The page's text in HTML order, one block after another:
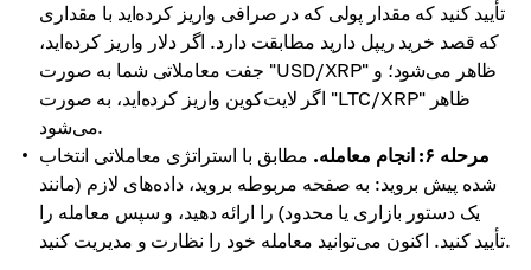
تأیید کنید که مقدار پولی که در صرافی واریز کرده‌اید با مقداری
که قصد خرید ریپل دارید مطابقت دارد. اگر دلار واریز کرده‌اید،
جفت معاملاتی شما به صورت "USD/XRP" ظاهر می‌شود؛ و
اگر لایت‌کوین واریز کرده‌اید، به صورت "LTC/XRP" ظاهر
می‌شود.
مرحله ۶: انجام معامله.
مطابق با استراتژی معاملاتی انتخاب
شده پیش بروید: به صفحه مربوطه بروید، داده‌های لازم (مانند
یک دستور بازاری یا محدود) را ارائه دهید، و سپس معامله را
تأیید کنید. اکنون می‌توانید معامله خود را نظارت و مدیریت کنید.